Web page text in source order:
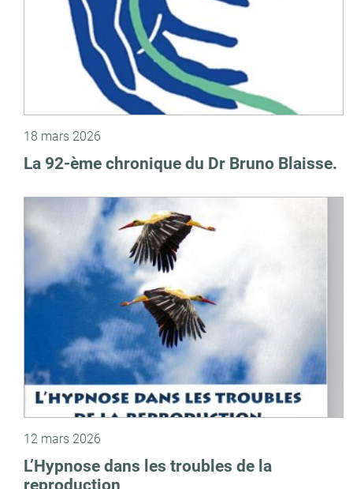
18 mars 2026
La 92-ème chronique du Dr Bruno Blaisse.
12 mars 2026
L’Hypnose dans les troubles de la
reproduction